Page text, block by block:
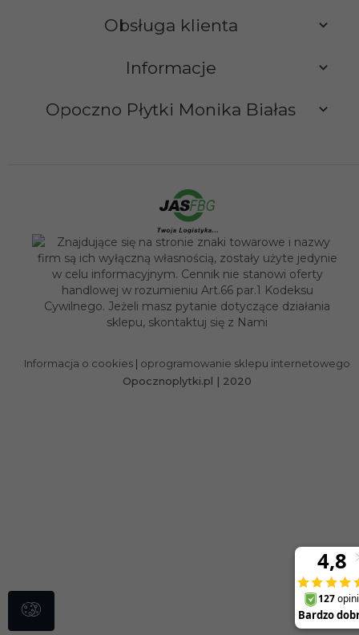
Obsługa klienta
Informacje
Opoczno Płytki Monika Białas
sklep@opocznoplytki.pl
Informacja o cookies | oprogramowanie sklepu internetowego
Opocznoplytki.pl | 2020